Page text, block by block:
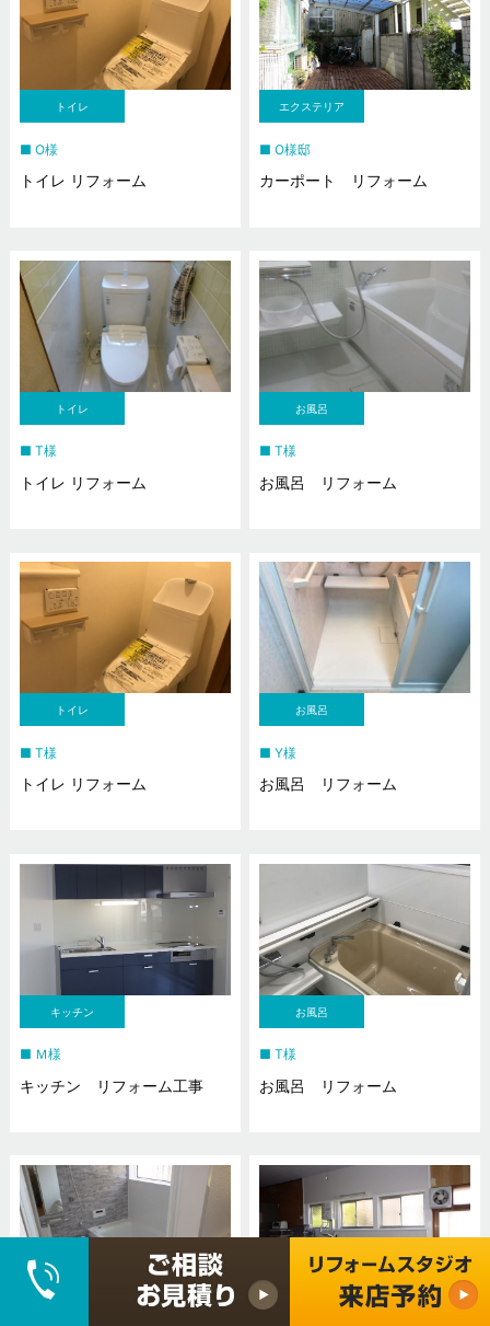
トイレ
O様
トイレ リフォーム
エクステリア
O様邸
カーポート リフォーム
トイレ
T様
トイレ リフォーム
お風呂
T様
お風呂 リフォーム
トイレ
T様
トイレ リフォーム
お風呂
Y様
お風呂 リフォーム
キッチン
Ｍ様
キッチン リフォーム工事
お風呂
T様
お風呂 リフォーム